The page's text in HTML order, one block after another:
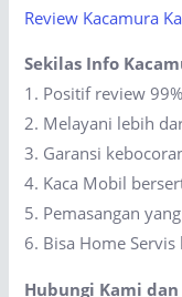
Review Kacamura
Sekilas Info
1. Positif review
2. Melayani lebih
3. Garansi
4. Kaca Mobil
5. Pemasangan
6. Bisa Home
Hubungi Kami